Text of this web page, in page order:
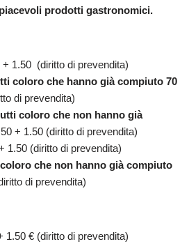
prodotti gastronomici.
+ 1.50 (diritto di prevendita)
coloro che hanno già compiuto 70
di prevendita)
coloro che non hanno già
+ 1.50 (diritto di prevendita)
1.50 (diritto di prevendita)
che non hanno già compiuto
di prevendita)
1.50 € (diritto di prevendita)